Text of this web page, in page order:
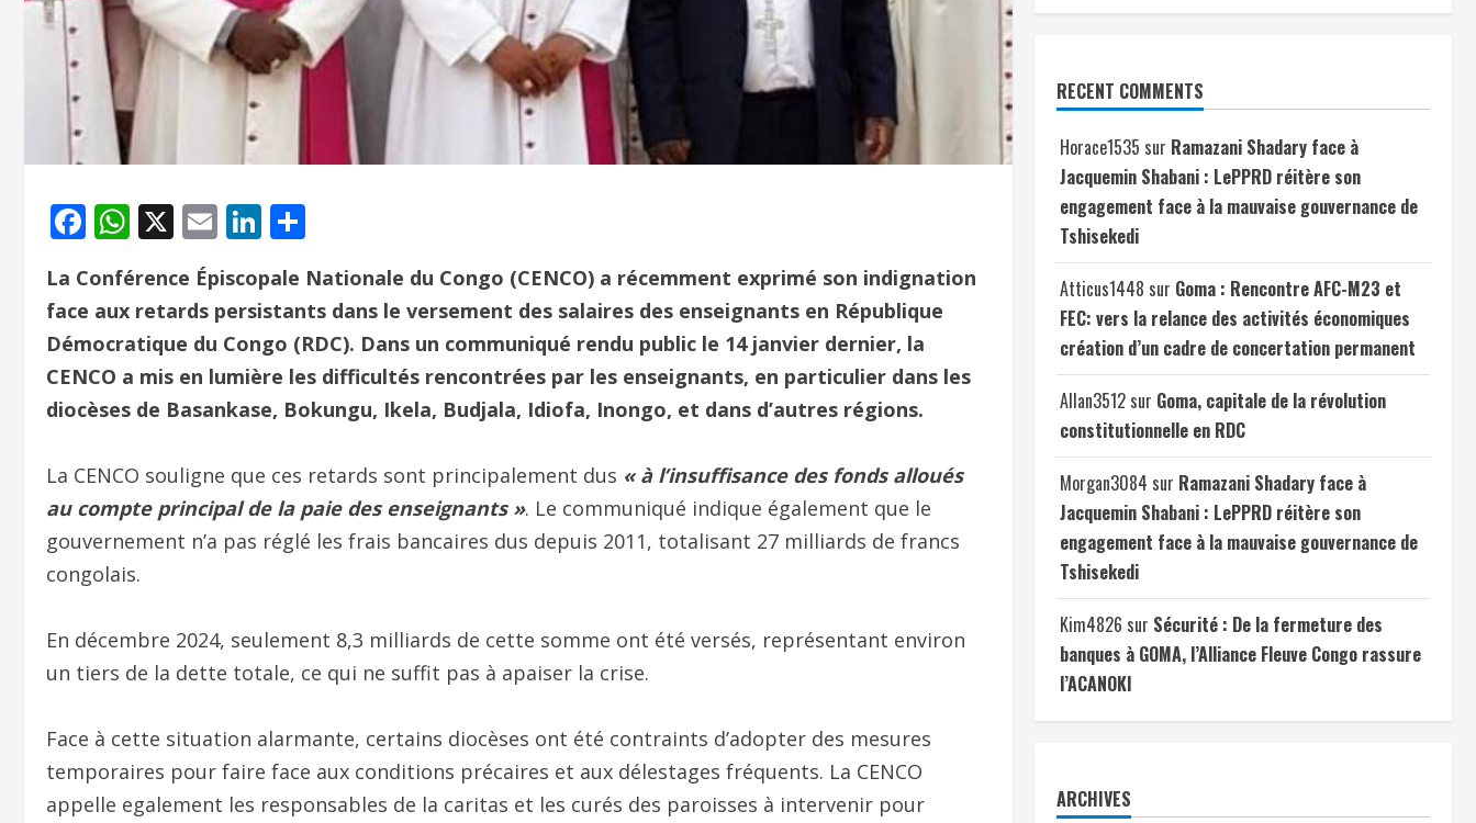
Facebook
WhatsApp
X EmailLinkedIn
La Conférence Épiscopale Nationale du Congo (CENCO) a récemment exprimé son indignation
face aux retards persistants dans le versement des salaires des enseignants en République
Démocratique du Congo (RDC). Dans un communiqué rendu public le 14 janvier dernier, la
CENCO a mis en lumière les difficultés rencontrées par les enseignants, en particulier dans les
diocèses de Basankase, Bokungu, Ikela, Budjala, Idiofa, Inongo, et dans d’autres régions.
La CENCO souligne que ces retards sont principalement dus « à l’insuffisance des fonds alloués
au compte principal de la paie des enseignants ». Le communiqué indique également que le
gouvernement n’a pas réglé les frais bancaires dus depuis 2011, totalisant 27 milliards de francs
congolais.
En décembre 2024, seulement 8,3 milliards de cette somme ont été versés, représentant environ
un tiers de la dette totale, ce qui ne suffit pas à apaiser la crise.
Face à cette situation alarmante, certains diocèses ont été contraints d’adopter des mesures
temporaires pour faire face aux conditions précaires et aux délestages fréquents. La CENCO
appelle egalement les responsables de la caritas et les curés des paroisses à intervenir pour
RECENT COMMENTS
Horace1535 sur Ramazani Shadary face à
Jacquemin Shabani : LePPRD réitère son
engagement face à la mauvaise gouvernance de
Tshisekedi
Atticus1448 sur Goma : Rencontre AFC-M23 et
FEC: vers la relance des activités économiques
création d’un cadre de concertation permanent
Allan3512 sur Goma, capitale de la révolution
constitutionnelle en RDC
Morgan3084 sur Ramazani Shadary face à
Jacquemin Shabani : LePPRD réitère son
engagement face à la mauvaise gouvernance de
Tshisekedi
Kim4826 sur Sécurité : De la fermeture des
banques à GOMA, l’Alliance Fleuve Congo rassure
l’ACANOKI
ARCHIVES